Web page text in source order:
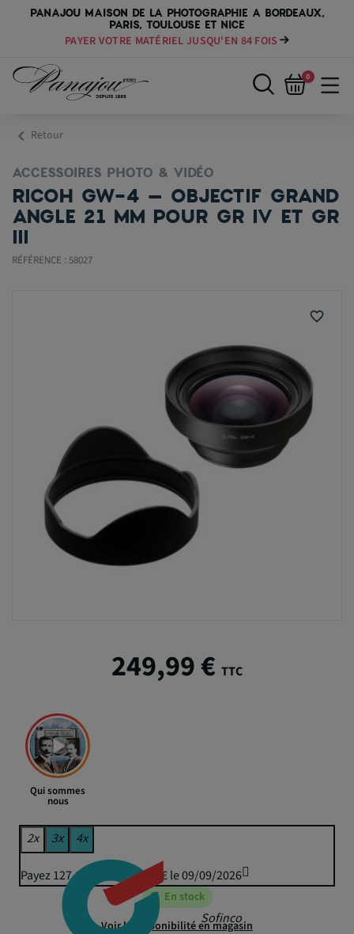
PANAJOU MAISON DE LA PHOTOGRAPHIE A BORDEAUX,
PARIS, TOULOUSE ET NICE
PAYER VOTRE MATÉRIEL JUSQU'EN 84 FOIS
0
chevron_left Retour
ACCESSOIRES PHOTO & VIDÉO
RICOH GW-4 – OBJECTIF GRAND
ANGLE 21 MM POUR GR IV ET GR
III
RÉFÉRENCE : 58027
favorite_border
249,99 € TTC
Qui sommes
nous
Sofinco
2x 3x 4x
Payez 127,14 € puis 124,99 € le 09/09/2026
En stock
Voir la disponibilité en magasin